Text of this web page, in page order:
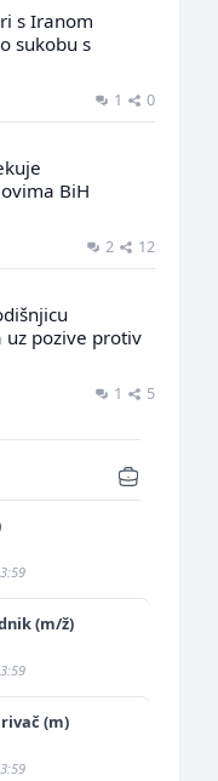
s Iranom
sukobu s
1 0
BiH
2 12
pozive protiv
1 5
(m/ž)
(m)